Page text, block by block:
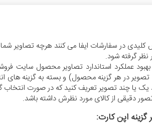
کلیدی در سفارشات ایفا می کنند هرچه تصاویر
نظر گرفته شود.
عملکرد استاندارد تصاویر محصول سایت
دهید (1 یا چند تصویر در هر گزینه محصول) و
یک یا چند تصویر تعریف کنید که در صورت
دقیقی از کالای مورد نظرش داشته باشد.
اپن کارت: